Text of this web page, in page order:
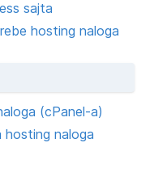
sajta
hosting naloga
(cPanel-a)
hosting naloga